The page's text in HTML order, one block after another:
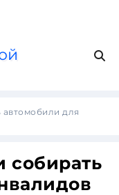
автомобили для
собирать